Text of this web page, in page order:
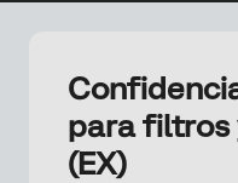
para filtros
(EX)